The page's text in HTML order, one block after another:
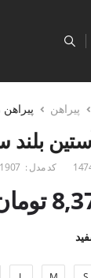
پیراهن
کد مدل :